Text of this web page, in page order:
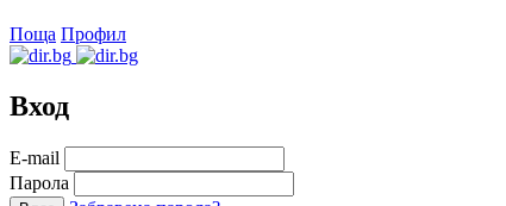
Поща Профил
Вход
Е-mail
Парола